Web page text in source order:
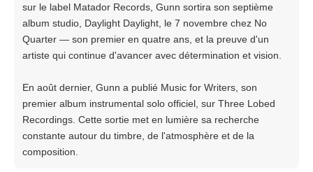
sur le label Matador Records, Gunn sortira son septième
album studio, Daylight Daylight, le 7 novembre chez No
Quarter — son premier en quatre ans, et la preuve d'un
artiste qui continue d'avancer avec détermination et vision.
En août dernier, Gunn a publié Music for Writers, son
premier album instrumental solo officiel, sur Three Lobed
Recordings. Cette sortie met en lumière sa recherche
constante autour du timbre, de l'atmosphère et de la
composition.